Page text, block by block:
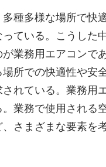
種多様な場所で快
ている。 こうした
業務用エアコンで
所での快適性や安
れている。業務用
業務で使用される
さまざまな要素を